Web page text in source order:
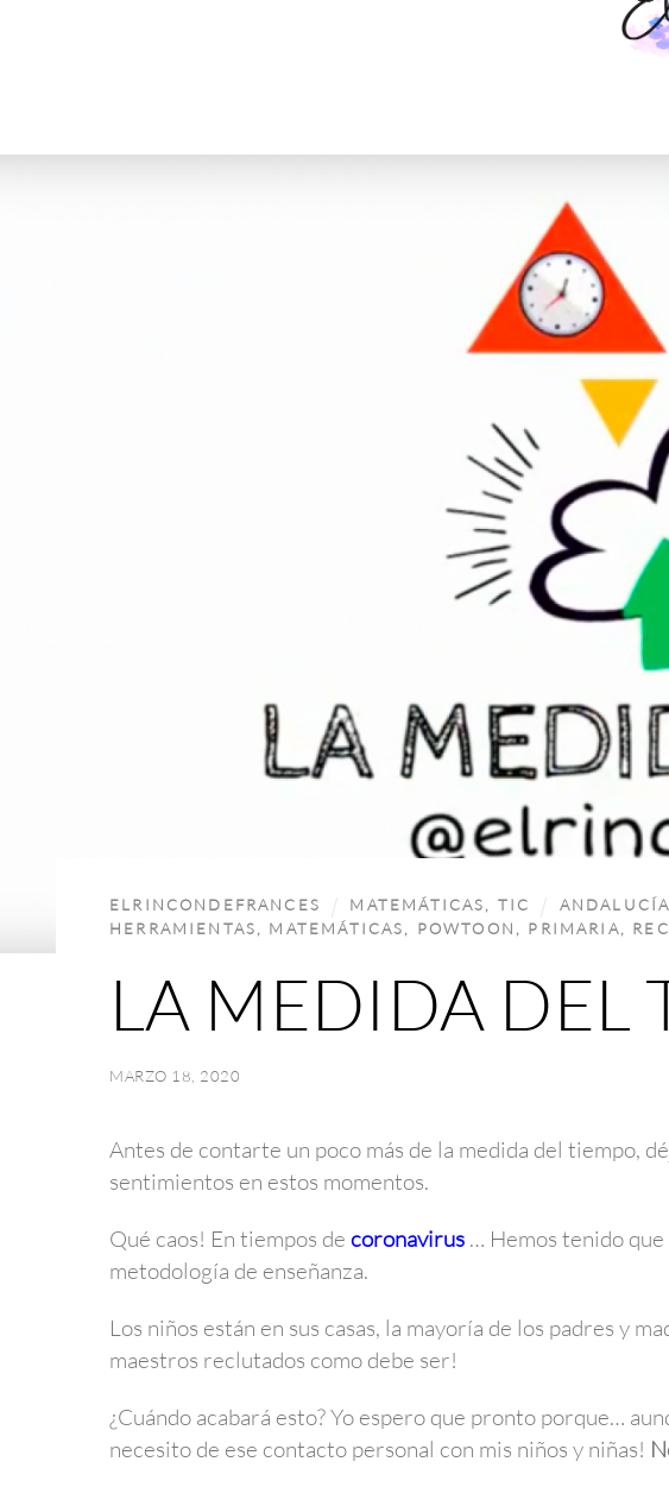
MARZO 18, 2020
LA MEDIDA DEL
ELRINCONDEFRANCES MATEMÁTICAS, TIC ANDALUCÍA
HERRAMIENTAS, MATEMÁTICAS, POWTOON , PRIMARIA,
Antes de contarte un poco más de la medida del tiempo,
sentimientos en estos momentos.
Qué caos! En tiempos de coronavirus … Hemos tenido
metodología de enseñanza.
Los niños están en sus casas, la mayoría de los padres y
maestros reclutados como debe ser!
¿Cuándo acabará esto? Yo espero que pronto porque…
necesito de ese contacto personal con mis niños y niñas!